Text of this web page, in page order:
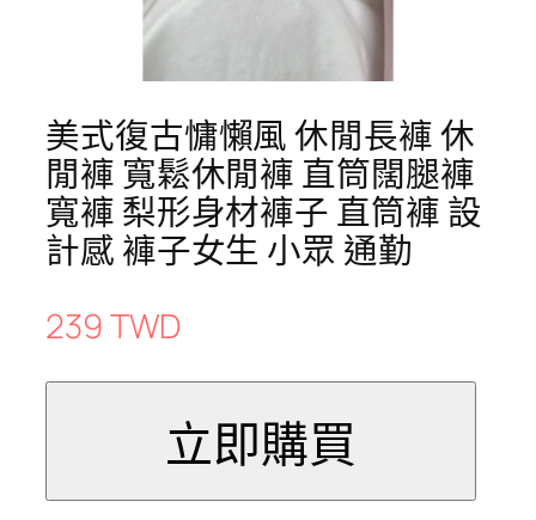
美式復古慵懶風 休閒長褲 休
閒褲 寬鬆休閒褲 直筒闊腿褲
寬褲 梨形身材褲子 直筒褲 設
計感 褲子女生 小眾 通勤
239 TWD